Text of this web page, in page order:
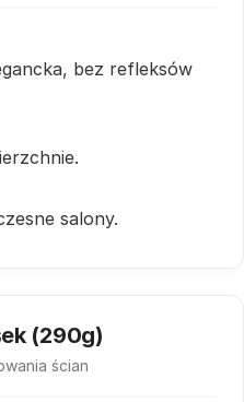
bez refleksów
salony.
(290g)
ścian